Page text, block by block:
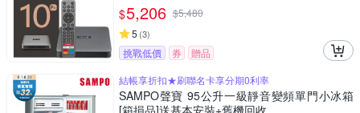
$5,206 $5,480
5 (3)
挑戰低價 券
贈品
結帳享折扣★刷聯名卡享分期0利率
SAMPO聲寶 95公升一級靜音變頻單門小冰箱